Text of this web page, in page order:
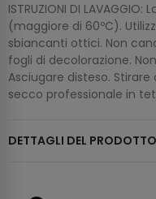
ISTRUZIONI DI
(maggiore di 60ºC).
sbiancanti ottici. Non
fogli di decolorazione.
Asciugare disteso.
secco professionale in
DETTAGLI DEL PRODOTTO